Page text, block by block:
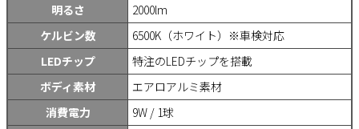
明るさ
2000lm
ケルビン数
6500K（ホワイト）※車検対応
LEDチップ
特注のLEDチップを搭載
ボディ素材
エアロアルミ素材
消費電力
9W / 1球